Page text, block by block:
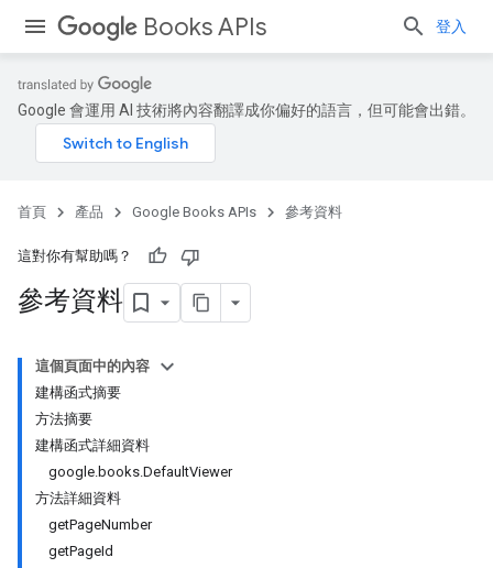
Books APIs 登入
Google 會運用 AI 技術將內容翻譯成你偏好的語言，但可能會出錯。
首頁 產品 Google Books APIs 參考資料
這對你有幫助嗎？
參考資料
這個頁面中的內容
建構函式摘要
方法摘要
建構函式詳細資料
google.books.DefaultViewer
方法詳細資料
getPageNumber
getPageId